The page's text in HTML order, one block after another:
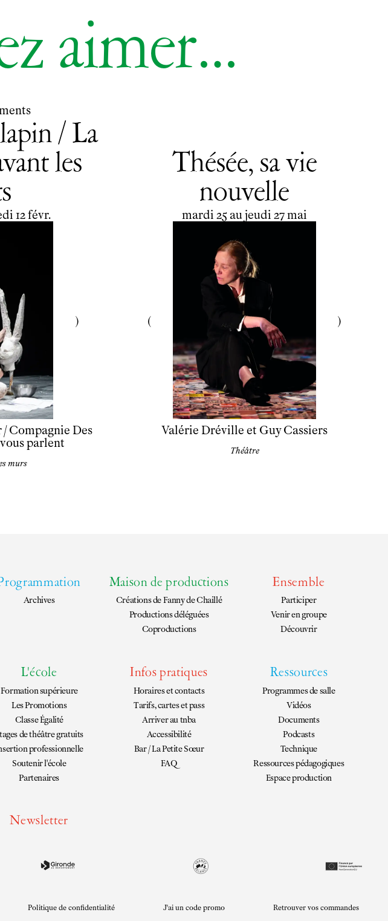
aimer…
/ La
les
12février
févr.
Compagnie Des
parlent
murs
Thésée, sa vie
nouvelle
du
mardi
mardi 25 auau
jeudi
jeudi 27mai
mai
Valérie Dréville et Guy Cassiers
Théâtre
Archives
Maison de productions
Créations deFanny de Chaillé
Productions déléguées
Coproductions
Ensemble
Participer
Venir en groupe
Découvrir
L'école
Formation supérieure
Les Promotions
Classe Égalité
de théâtre gratuits
professionnelle
Soutenir l'école
Partenaires
Infos pratiques
Horaires et contacts
Tarifs, cartes et pass
Arriver au tnba
Accessibilité
Bar / La Petite Sœur
FAQ
Ressources
Programmes de salle
Vidéos
Documents
Podcasts
Technique
Ressources pédagogiques
Espace production
Newsletter
Politique de confidentialité J'ai un code promo Retrouver vos commandes